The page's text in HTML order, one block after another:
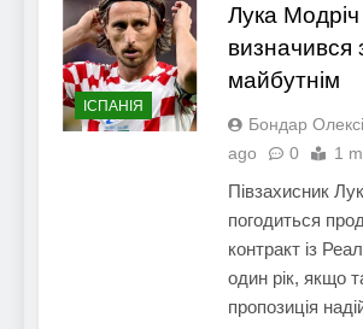
ІСПАНІЯ
Лука Модріч
визначився
майбутнім
Бондар
ago
0 1
Півзахисник
погодиться
контракт із
один рік, якщо
пропозиція